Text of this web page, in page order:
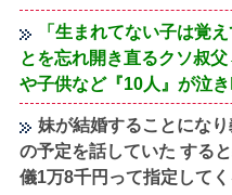
「生まれてない子は覚
とを忘れ開き直るクソ叔
や子供など『10人』が泣
妹が結婚することにな
の予定を話していた する
儀1万8千円って指定して